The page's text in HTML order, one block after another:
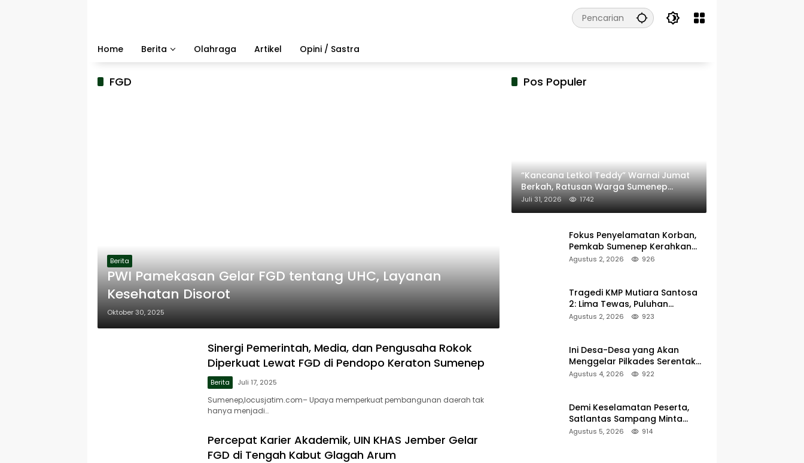
Home
Berita Olahraga Artikel Opini / Sastra
FGD
Berita
PWI Pamekasan Gelar FGD tentang UHC, Layanan
Kesehatan Disorot
Oktober 30, 2025
Sinergi Pemerintah, Media, dan Pengusaha Rokok
Diperkuat Lewat FGD di Pendopo Keraton Sumenep
Berita Juli 17, 2025
Sumenep,locusjatim.com– Upaya memperkuat pembangunan daerah tak
hanya menjadi…
Percepat Karier Akademik, UIN KHAS Jember Gelar
FGD di Tengah Kabut Glagah Arum
Pos Populer
“Kancana Letkol Teddy” Warnai Jumat
Berkah, Ratusan Warga Sumenep
Terima Nasi Bungkus
Juli 31, 2026 1742
Fokus Penyelamatan Korban,
Pemkab Sumenep Kerahkan
Tim Medis dan Ambulans ke
Agustus 2, 2026 926
Tragedi KMP Mutiara Santosa
2: Lima Tewas, Puluhan
Penumpang Masih Dalam
Agustus 2, 2026 923
Ini Desa-Desa yang Akan
Menggelar Pilkades Serentak
2027 di Kabupaten Sumenep
Agustus 4, 2026 922
Demi Keselamatan Peserta,
Satlantas Sampang Minta
Latihan Gerak Jalan Pindah ke
Agustus 5, 2026 914